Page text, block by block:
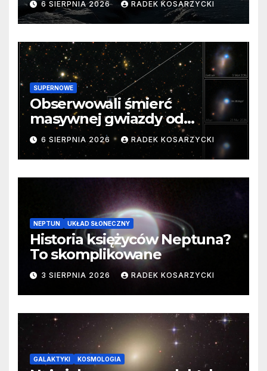
6 SIERPNIA 2026 RADEK KOSARZYCKI
SUPERNOWE
Obserwowali śmierć
masywnej gwiazdy od
samego początku. Niezwykle
cenne dane
6 SIERPNIA 2026 RADEK KOSARZYCKI
NEPTUN UKŁAD SŁONECZNY
Historia księżyców Neptuna?
To skomplikowane
3 SIERPNIA 2026 RADEK KOSARZYCKI
GALAKTYKI KOSMOLOGIA